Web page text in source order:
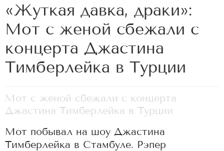
«Жуткая давка, драки»:
Мот с женой сбежали с
концерта Джастина
Тимберлейка в Турции
Мот с женой сбежали с концерта
Джастина Тимберлейка в Турции
Мот побывал на шоу Джастина
Тимберлейка в Стамбуле. Рэпер